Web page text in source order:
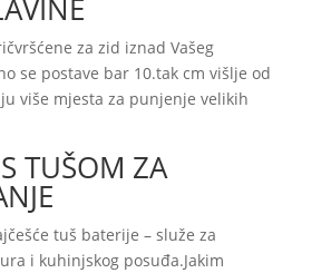
za zid iznad Vašeg
se postave bar 10.tak cm višlje od
više mjesta za punjenje velikih
TUŠOM ZA
tuš baterije – služe za
i kuhinjskog posuđa.Jakim